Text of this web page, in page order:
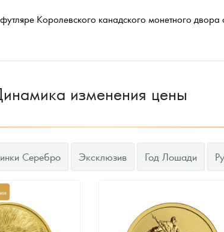
Королевского канадского монетного двора
изменения цены
Серебро Эксклюзив Год Лошади